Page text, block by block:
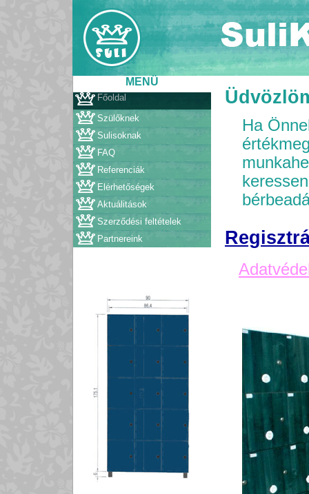
MENÜ
Főoldal
Szülőknek
Sulisoknak
FAQ
Referenciák
Elérhetőségek
Aktuálitások
Szerződési feltételek
Partnereink
Ha